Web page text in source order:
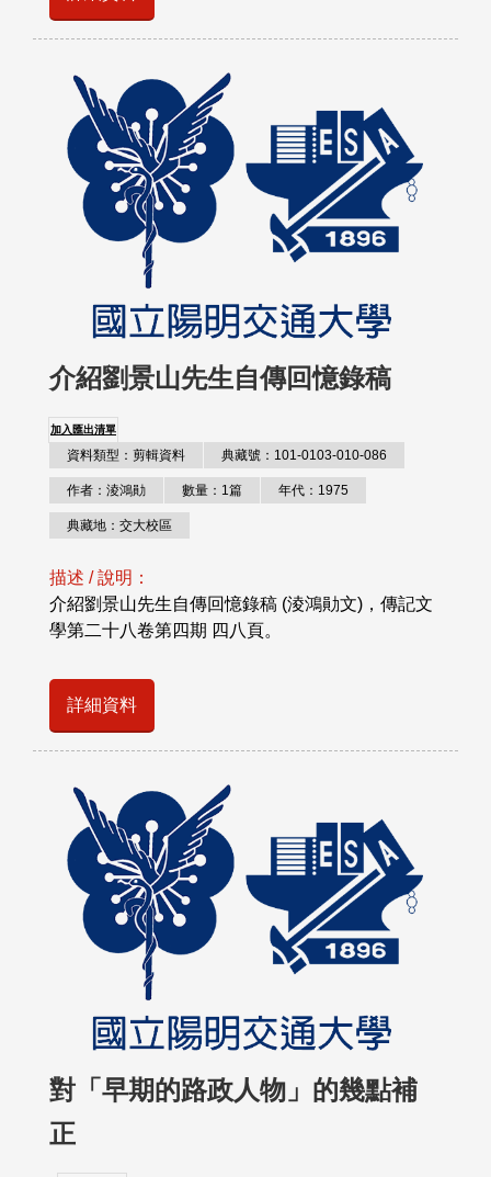
介紹劉景山先生自傳回憶錄稿
加入匯出清單
資料類型：剪輯資料 典藏號：101-0103-010-086
作者：淩鴻勛 數量：1篇 年代：1975
典藏地：交大校區
描述 / 說明：
介紹劉景山先生自傳回憶錄稿 (淩鴻勛文)，傳記文
學第二十八卷第四期 四八頁。
詳細資料
對「早期的路政人物」的幾點補
正